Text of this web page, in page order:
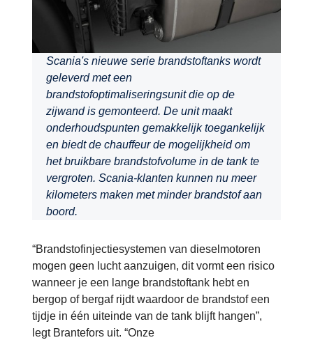
Scania's nieuwe serie brandstoftanks wordt
geleverd met een
brandstofoptimaliseringsunit die op de
zijwand is gemonteerd. De unit maakt
onderhoudspunten gemakkelijk toegankelijk
en biedt de chauffeur de mogelijkheid om
het bruikbare brandstofvolume in de tank te
vergroten. Scania-klanten kunnen nu meer
kilometers maken met minder brandstof aan
boord.
“Brandstofinjectiesystemen van dieselmotoren
mogen geen lucht aanzuigen, dit vormt een risico
wanneer je een lange brandstoftank hebt en
bergop of bergaf rijdt waardoor de brandstof een
tijdje in één uiteinde van de tank blijft hangen”,
legt Brantefors uit. “Onze